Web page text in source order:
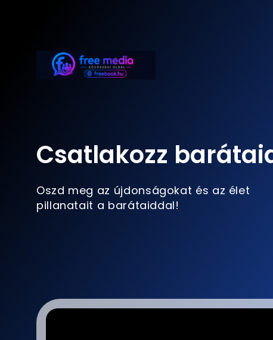
Csatlakozz
Oszd meg az újdonságokat és az élet
pillanatait a barátaiddal!